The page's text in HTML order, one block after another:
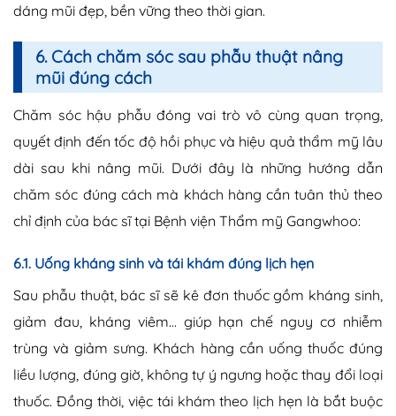
dáng mũi đẹp, bền vững theo thời gian.
6. Cách chăm sóc sau phẫu thuật nâng
mũi đúng cách
Chăm sóc hậu phẫu đóng vai trò vô cùng quan trọng,
quyết định đến tốc độ hồi phục và hiệu quả thẩm mỹ lâu
dài sau khi nâng mũi. Dưới đây là những hướng dẫn
chăm sóc đúng cách mà khách hàng cần tuân thủ theo
chỉ định của bác sĩ tại Bệnh viện Thẩm mỹ Gangwhoo:
6.1. Uống kháng sinh và tái khám đúng lịch hẹn
Sau phẫu thuật, bác sĩ sẽ kê đơn thuốc gồm kháng sinh,
giảm đau, kháng viêm… giúp hạn chế nguy cơ nhiễm
trùng và giảm sưng. Khách hàng cần uống thuốc đúng
liều lượng, đúng giờ, không tự ý ngưng hoặc thay đổi loại
thuốc. Đồng thời, việc tái khám theo lịch hẹn là bắt buộc